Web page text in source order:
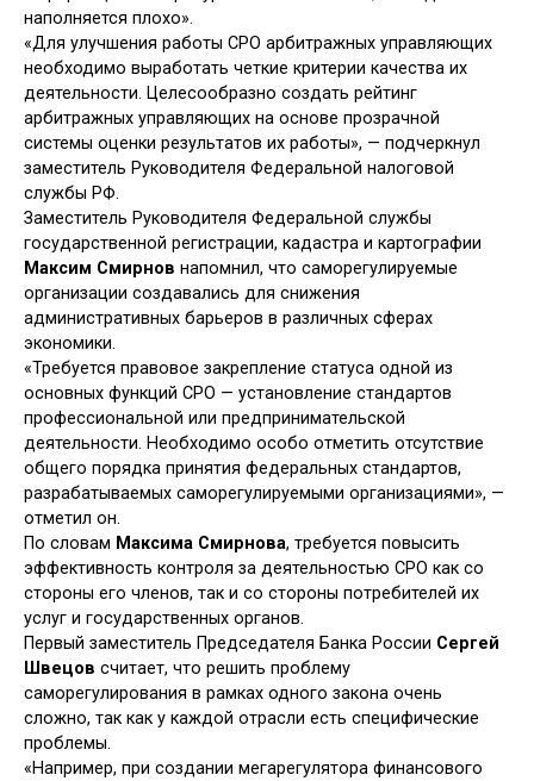
наполняется плохо».
«Для улучшения работы СРО арбитражных управляющих
необходимо выработать четкие критерии качества их
деятельности. Целесообразно создать рейтинг
арбитражных управляющих на основе прозрачной
системы оценки результатов их работы», — подчеркнул
заместитель Руководителя Федеральной налоговой
службы РФ.
Заместитель Руководителя Федеральной службы
государственной регистрации, кадастра и картографии
Максим Смирнов напомнил, что саморегулируемые
организации создавались для снижения
административных барьеров в различных сферах
экономики.
«Требуется правовое закрепление статуса одной из
основных функций СРО — установление стандартов
профессиональной или предпринимательской
деятельности. Необходимо особо отметить отсутствие
общего порядка принятия федеральных стандартов,
разрабатываемых саморегулируемыми организациями», —
отметил он.
По словам Максима Смирнова, требуется повысить
эффективность контроля за деятельностью СРО как со
стороны его членов, так и со стороны потребителей их
услуг и государственных органов.
Первый заместитель Председателя Банка России Сергей
Швецов считает, что решить проблему
саморегулирования в рамках одного закона очень
сложно, так как у каждой отрасли есть специфические
проблемы.
«Например, при создании мегарегулятора финансового